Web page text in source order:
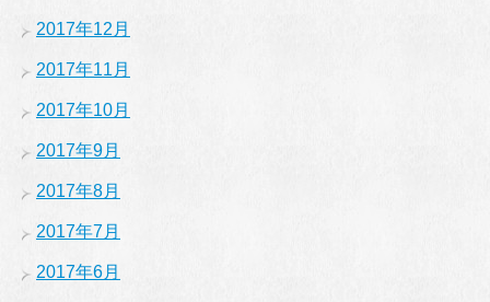
2017年12月
2017年11月
2017年10月
2017年9月
2017年8月
2017年7月
2017年6月